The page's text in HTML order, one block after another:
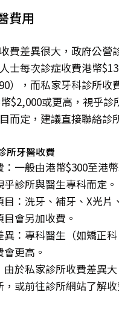
費用
費差異很大，政府公營
人士每次診症收費港幣
），而私家牙科診所收
$2,000或更高，視乎診
而定，建議直接聯絡診
所牙醫收費
：一般由港幣$300至港
乎診所與醫生專科而定。
目：洗牙、補牙、X光片
會另加收費。
異：專科醫生（如矯正
更高。
由於私家診所收費差異
，或前往診所網站了解收